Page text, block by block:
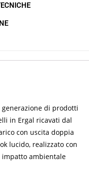
generazione di prodotti
in Ergal ricavati dal
con uscita doppia
lucido, realizzato con
impatto ambientale